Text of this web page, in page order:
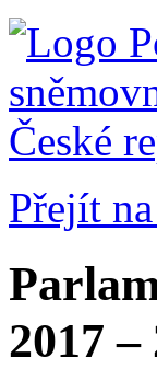
Přejít
2017 –